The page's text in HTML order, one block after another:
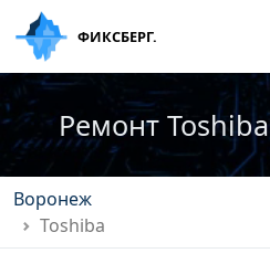
ФИКСБЕРГ.
Ремонт
Воронеж
Toshiba